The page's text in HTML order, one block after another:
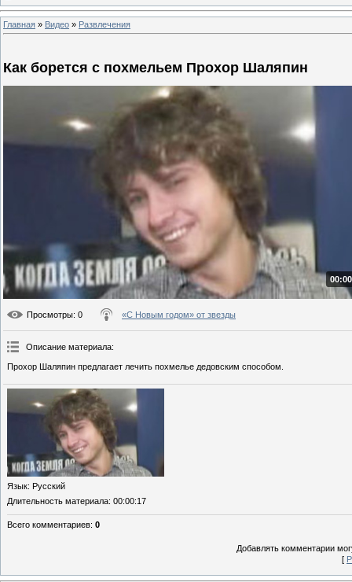
Главная » Видео » Развлечения
Как борется с похмельем Прохор Шаляпин
Просмотры: 0 «С Новым годом» от звезды
Описание материала:
Прохор Шаляпин предлагает лечить похмелье дедовским способом.
Язык: Русский
Длительность материала: 00:00:17
Всего комментариев: 0
Добавлять комментарии
[